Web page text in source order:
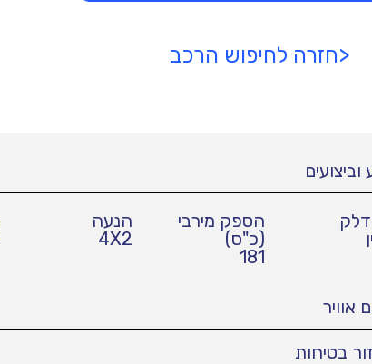
<חזרה לחיפוש הרכב
וביצועים
דלק
הספק מירבי
(כ"ס)
181
הנעה
4X2
אוויר
בטיחות